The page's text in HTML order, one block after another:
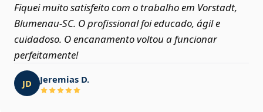
Fiquei muito satisfeito com o trabalho em Vorstadt,
Blumenau‑SC. O profissional foi educado, ágil e
cuidadoso. O encanamento voltou a funcionar
perfeitamente!
JD Jeremias D.